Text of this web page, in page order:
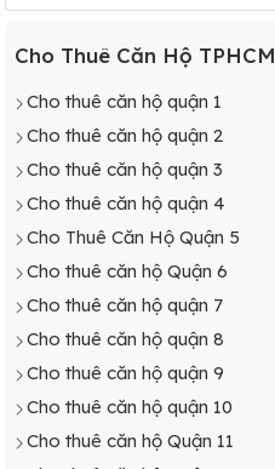
Cho Thuê Căn Hộ TPHCM
Cho thuê căn hộ quận 1
Cho thuê căn hộ quận 2
Cho thuê căn hộ quận 3
Cho thuê căn hộ quận 4
Cho Thuê Căn Hộ Quận 5
Cho thuê căn hộ Quận 6
Cho thuê căn hộ quận 7
Cho thuê căn hộ quận 8
Cho thuê căn hộ quận 9
Cho thuê căn hộ quận 10
Cho thuê căn hộ Quận 11